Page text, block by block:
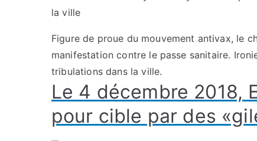
Figure de proue du mouvement antivax, le
manifestation contre le passe sanitaire.
tribulations dans la ville.
Le 4 décembre 2018,
pour cible par des